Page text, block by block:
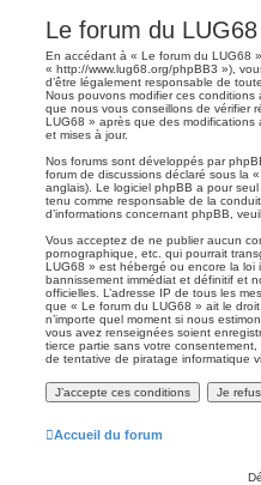
Le forum du
En accédant à « Le forum du LUG68
« http://www.lug68.org/phpBB3 »),
d’être légalement responsable de
Nous pouvons modifier ces conditions
que nous vous conseillons de vérifier
LUG68 » après que des
et mises à jour.
Nos forums sont développés par
forum de discussions déclaré sous la «
anglais). Le logiciel phpBB a pour
tenu comme responsable de la
d’informations concernant phpBB,
Vous acceptez de ne publier aucun
pornographique, etc. qui pourrait
LUG68 » est hébergé ou encore la
bannissement immédiat et définitif et
officielles. L’adresse IP de tous les
que « Le forum du LUG68 » ait le
n’importe quel moment si nous
vous avez renseignées soient
tierce partie sans votre
de tentative de piratage informatique
Accueil du forum